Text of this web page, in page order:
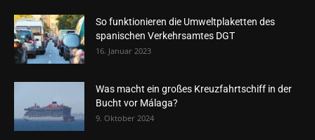
So funktionieren die Umweltplaketten des
spanischen Verkehrsamtes DGT
16. Januar 2023
Was macht ein großes Kreuzfahrtschiff in der
Bucht vor Málaga?
9. Oktober 2024